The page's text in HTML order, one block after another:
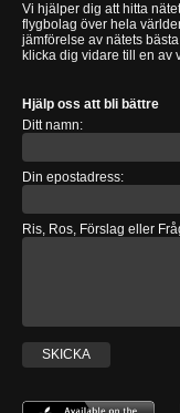
Vi hjälper dig att hitta
flygbolag över hela
jämförelse av nätets
klicka dig vidare till en av
Hjälp oss att bli bättre
Ditt namn:
Din epostadress:
Ris, Ros, Förslag eller
SKICKA